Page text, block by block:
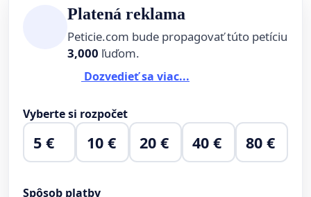
Platená reklama
Peticie.com bude propagovať túto petíciu
3,000 ľuďom.
Dozvedieť sa viac...
Vyberte si rozpočet
5 € 10 € 20 € 40 € 80 €
Spôsob platby